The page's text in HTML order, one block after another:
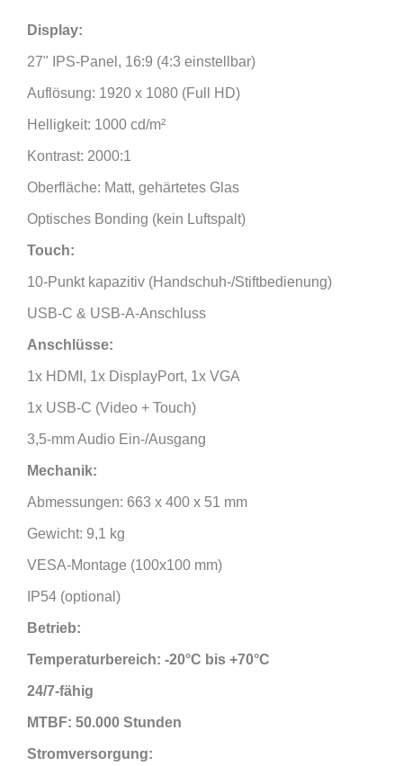
Display:
27" IPS-Panel, 16:9 (4:3 einstellbar)
Auflösung: 1920 x 1080 (Full HD)
Helligkeit: 1000 cd/m²
Kontrast: 2000:1
Oberfläche: Matt, gehärtetes Glas
Optisches Bonding (kein Luftspalt)
Touch:
10-Punkt kapazitiv (Handschuh-/Stiftbedienung)
USB-C & USB-A-Anschluss
Anschlüsse:
1x HDMI, 1x DisplayPort, 1x VGA
1x USB-C (Video + Touch)
3,5-mm Audio Ein-/Ausgang
Mechanik:
Abmessungen: 663 x 400 x 51 mm
Gewicht: 9,1 kg
VESA-Montage (100x100 mm)
IP54 (optional)
Betrieb:
Temperaturbereich: -20°C bis +70°C
24/7-fähig
MTBF: 50.000 Stunden
Stromversorgung: